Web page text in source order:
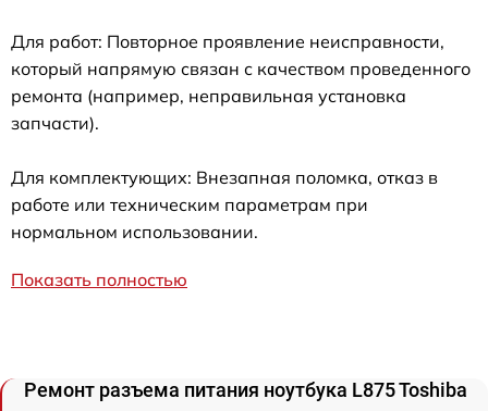
Для работ: Повторное проявление неисправности,
который напрямую связан с качеством проведенного
ремонта (например, неправильная установка
запчасти).
Для комплектующих: Внезапная поломка, отказ в
работе или техническим параметрам при
нормальном использовании.
Показать полностью
Ремонт разъема питания ноутбука L875 Toshiba